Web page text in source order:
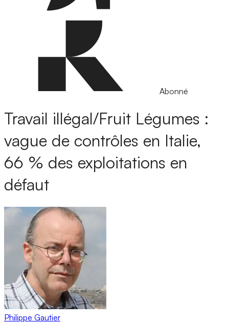
Abonné
Travail illégal/Fruit Légumes :
vague de contrôles en Italie,
66 % des exploitations en
défaut
Philippe Gautier